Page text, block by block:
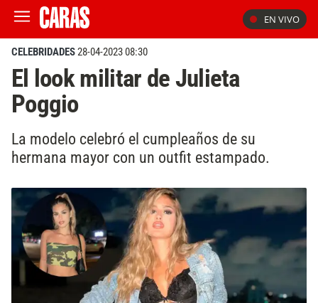
EN VIVO
CELEBRIDADES28-04-2023 08:30
El look militar de Julieta
Poggio
La modelo celebró el cumpleaños de su
hermana mayor con un outfit estampado.